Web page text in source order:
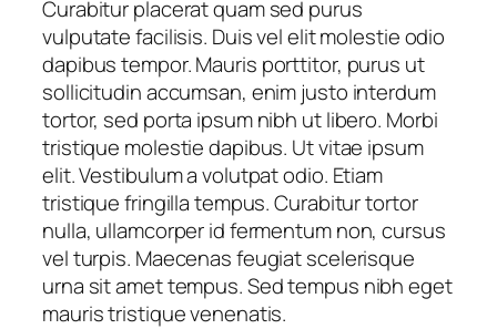
Curabitur placerat quam sed purus
vulputate facilisis. Duis vel elit molestie odio
dapibus tempor. Mauris porttitor, purus ut
sollicitudin accumsan, enim justo interdum
tortor, sed porta ipsum nibh ut libero. Morbi
tristique molestie dapibus. Ut vitae ipsum
elit. Vestibulum a volutpat odio. Etiam
tristique fringilla tempus. Curabitur tortor
nulla, ullamcorper id fermentum non, cursus
vel turpis. Maecenas feugiat scelerisque
urna sit amet tempus. Sed tempus nibh eget
mauris tristique venenatis.